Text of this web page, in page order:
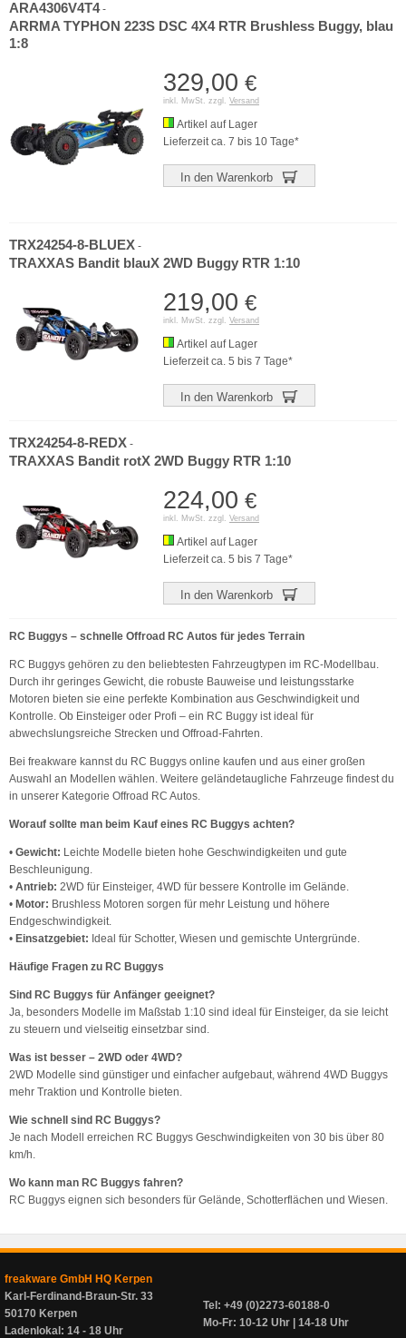
ARA4306V4T4-
ARRMA TYPHON 223S DSC 4X4 RTR Brushless Buggy, blau
1:8
329,00 €
inkl. MwSt. zzgl. Versand
Artikel auf Lager
Lieferzeit ca. 7 bis 10 Tage*
In den Warenkorb
TRX24254-8-BLUEX -
TRAXXAS Bandit blauX 2WD Buggy RTR 1:10
219,00 €
inkl. MwSt. zzgl. Versand
Artikel auf Lager
Lieferzeit ca. 5 bis 7 Tage*
In den Warenkorb
TRX24254-8-REDX -
TRAXXAS Bandit rotX 2WD Buggy RTR 1:10
224,00 €
inkl. MwSt. zzgl. Versand
Artikel auf Lager
Lieferzeit ca. 5 bis 7 Tage*
In den Warenkorb
RC Buggys – schnelle Offroad RC Autos für jedes Terrain
RC Buggys gehören zu den beliebtesten Fahrzeugtypen im RC-Modellbau.
Durch ihr geringes Gewicht, die robuste Bauweise und leistungsstarke
Motoren bieten sie eine perfekte Kombination aus Geschwindigkeit und
Kontrolle. Ob Einsteiger oder Profi – ein RC Buggy ist ideal für
abwechslungsreiche Strecken und Offroad-Fahrten.
Bei freakware kannst du RC Buggys online kaufen und aus einer großen
Auswahl an Modellen wählen. Weitere geländetaugliche Fahrzeuge findest du
in unserer Kategorie Offroad RC Autos.
Worauf sollte man beim Kauf eines RC Buggys achten?
• Gewicht: Leichte Modelle bieten hohe Geschwindigkeiten und gute
Beschleunigung.
• Antrieb: 2WD für Einsteiger, 4WD für bessere Kontrolle im Gelände.
• Motor: Brushless Motoren sorgen für mehr Leistung und höhere
Endgeschwindigkeit.
• Einsatzgebiet: Ideal für Schotter, Wiesen und gemischte Untergründe.
Häufige Fragen zu RC Buggys
Sind RC Buggys für Anfänger geeignet?
Ja, besonders Modelle im Maßstab 1:10 sind ideal für Einsteiger, da sie leicht
zu steuern und vielseitig einsetzbar sind.
Was ist besser – 2WD oder 4WD?
2WD Modelle sind günstiger und einfacher aufgebaut, während 4WD Buggys
mehr Traktion und Kontrolle bieten.
Wie schnell sind RC Buggys?
Je nach Modell erreichen RC Buggys Geschwindigkeiten von 30 bis über 80
km/h.
Wo kann man RC Buggys fahren?
RC Buggys eignen sich besonders für Gelände, Schotterflächen und Wiesen.
freakware GmbH HQ Kerpen
Karl-Ferdinand-Braun-Str. 33
50170 Kerpen
Ladenlokal: 14 - 18 Uhr
Tel: +49 (0)2273-60188-0
Mo-Fr: 10-12 Uhr | 14-18 Uhr